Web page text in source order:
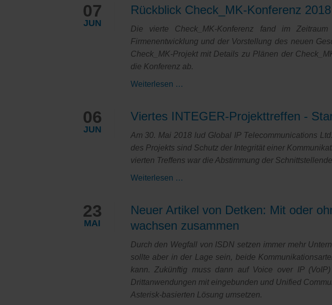
Detken:
Gewappnet
für
das
ISDN-
Migration
VoIP
für
Unternehmen
07
JUN
Rückblick Check_MK-Konferenz 2018
Die vierte Check_MK-Konferenz fand im
Firmenentwicklung und der Vorstellung des neuen
Check_MK-Projekt mit Details zu Plänen der
die Konferenz ab.
Weiterlesen …
2018
06
JUN
Viertes INTEGER-Projekttreffen -
Am 30. Mai 2018 lud Global IP Telecommunications
des Projekts sind Schutz der Integrität einer
vierten Treffens war die Abstimmung der
Weiterlesen …
-
Startschuss
der
technischen
Umsetzungsphase
23
MAI
Neuer Artikel von Detken: Mit oder
wachsen zusammen
Durch den Wegfall von ISDN setzen immer mehr
sollte aber in der Lage sein, beide
kann. Zukünftig muss dann auf Voice over IP
Drittanwendungen mit eingebunden und Unified
Asterisk-basierten Lösung umsetzen.